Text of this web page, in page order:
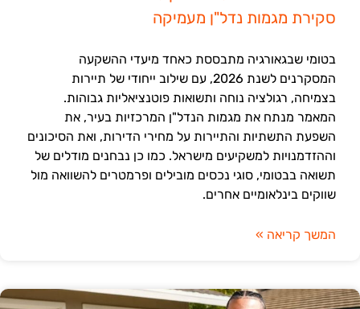
סקירת מגמות נדל"ן מעמיקה
בטומי שבגאורגיה מתבססת כאחד מיעדי ההשקעה
המסקרנים לשנת 2026, עם שילוב ייחודי של תיירות
בצמיחה, רגולציה נוחה ותשואות פוטנציאליות גבוהות.
המאמר מנתח את מגמות הנדל"ן המרכזיות בעיר, את
השפעת התשתיות והתיירות על מחירי הדירות, ואת הסיכונים
וההזדמנויות למשקיעים מישראל. כמו כן נבחנים מודלים של
תשואה בבטומי, סוגי נכסים מובילים ופרמטרים להשוואה מול
שווקים בינלאומיים אחרים.
המשך קריאה »